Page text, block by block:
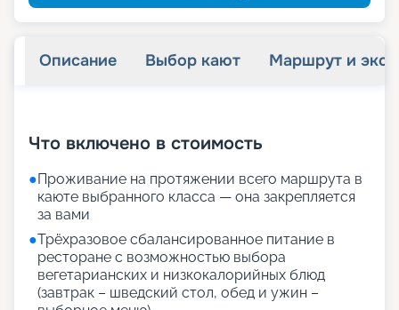
Описание Выбор кают Маршрут и
Что включено в стоимость
●Проживание на протяжении всего маршрута в
каюте выбранного класса — она закрепляется
за вами
●Трёхразовое сбалансированное питание в
ресторане с возможностью выбора
вегетарианских и низкокалорийных блюд
(завтрак – шведский стол, обед и ужин –